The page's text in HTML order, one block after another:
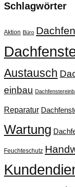
Schlagwörter
Aktion Büro
Austausch
einbau
Reparatur
Wartung
Feuchteschutz